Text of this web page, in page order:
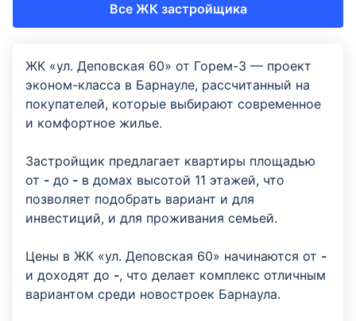
Все ЖК застройщика
ЖК «ул. Деповская 60» от Горем-3 — проект
эконом-класса в Барнауле, рассчитанный на
покупателей, которые выбирают современное
и комфортное жилье.
Застройщик предлагает квартиры площадью
от - до - в домах высотой 11 этажей, что
позволяет подобрать вариант и для
инвестиций, и для проживания семьей.
Цены в ЖК «ул. Деповская 60» начинаются от -
и доходят до -, что делает комплекс отличным
вариантом среди новостроек Барнаула.